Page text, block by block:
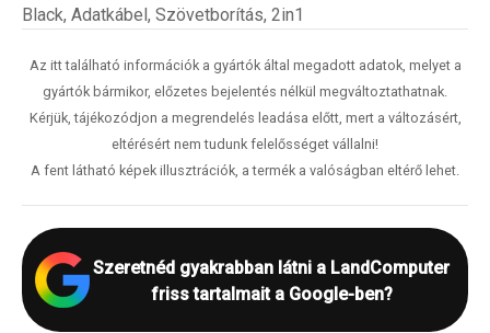
Black, Adatkábel, Szövetborítás, 2in1
Az itt található információk a gyártók által megadott adatok, melyet a
gyártók bármikor, előzetes bejelentés nélkül megváltoztathatnak.
Kérjük, tájékozódjon a megrendelés leadása előtt, mert a változásért,
eltérésért nem tudunk felelősséget vállalni!
A fent látható képek illusztrációk, a termék a valóságban eltérő lehet.
Szeretnéd gyakrabban látni a LandComputer
friss tartalmait a Google-ben?